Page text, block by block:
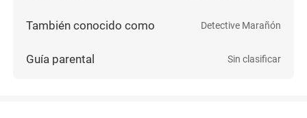
También conocido como Detective Marañón
Guía parental Sin clasificar